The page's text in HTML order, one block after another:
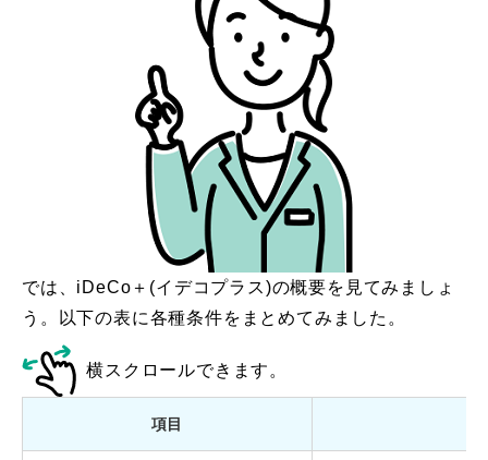
では、iDeCo＋(イデコプラス)の概要を見てみましょ
う。以下の表に各種条件をまとめてみました。
横スクロールできます。
項目